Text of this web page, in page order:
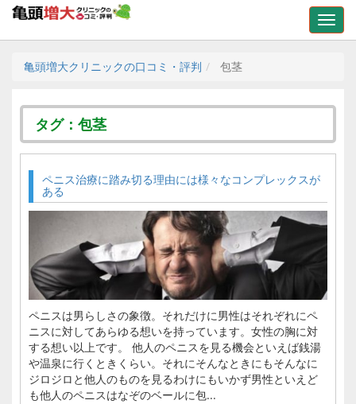
亀頭増大クリニックの口コミ・評判 包茎
タグ：包茎
ペニス治療に踏み切る理由には様々なコンプレックスが
ある
ペニスは男らしさの象徴。それだけに男性はそれぞれにペ
ニスに対してあらゆる想いを持っています。女性の胸に対
する想い以上です。 他人のペニスを見る機会といえば銭湯
や温泉に行くときくらい。それにそんなときにもそんなに
ジロジロと他人のものを見るわけにもいかず男性といえど
も他人のペニスはなぞのベールに包...